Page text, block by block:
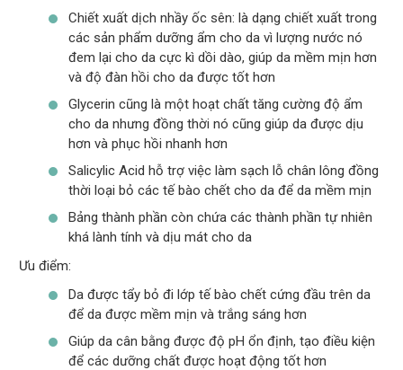
Chiết xuất dịch nhầy ốc sên: là dạng chiết xuất trong
các sản phẩm dưỡng ẩm cho da vì lượng nước nó
đem lại cho da cực kì dồi dào, giúp da mềm mịn hơn
và độ đàn hồi cho da được tốt hơn
Glycerin cũng là một hoạt chất tăng cường độ ẩm
cho da nhưng đồng thời nó cũng giúp da được dịu
hơn và phục hồi nhanh hơn
Salicylic Acid hỗ trợ việc làm sạch lỗ chân lông đồng
thời loại bỏ các tế bào chết cho da để da mềm mịn
Bảng thành phần còn chứa các thành phần tự nhiên
khá lành tính và dịu mát cho da
Ưu điểm:
Da được tẩy bỏ đi lớp tế bào chết cứng đầu trên da
để da được mềm mịn và trắng sáng hơn
Giúp da cân bằng được độ pH ổn định, tạo điều kiện
để các dưỡng chất được hoạt động tốt hơn